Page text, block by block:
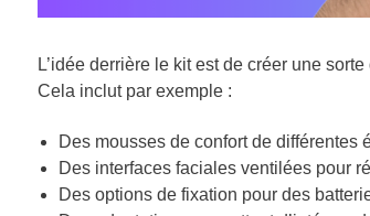
L’idée derrière le kit est de créer une
Cela inclut par exemple :
Des mousses de confort de différentes
Des interfaces faciales ventilées pour
Des options de fixation pour des